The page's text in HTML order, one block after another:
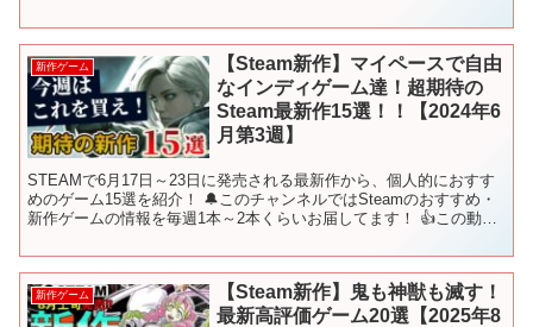
新作ゲーム
【Steam新作】マイペースで自由
なインディゲーム達！超期待の
Steam最新作15選！！【2024年6
月第3週】
STEAMで6月17日～23日に発売される最新作から、個人的におすす
めのゲーム15選を紹介！ 🔔このチャンネルではSteamのおすすめ・
新作ゲームの情報を毎週1本～2本くらいお届してます！ 👍この動画
新作ゲーム
【Steam新作】鬼も神獣も滅す！
最新高評価ゲーム20選【2025年8